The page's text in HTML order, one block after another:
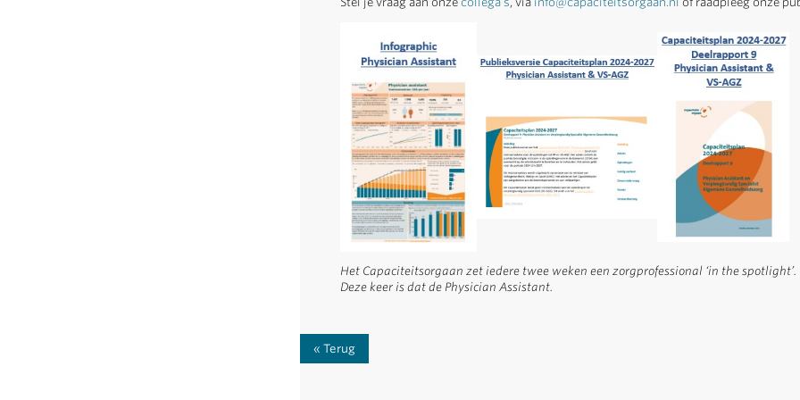
Het Capaciteitsorgaan zet iedere twee weken een zorgprofessional ‘in the spotlight’.
Deze keer is dat de Physician Assistant.
Terug